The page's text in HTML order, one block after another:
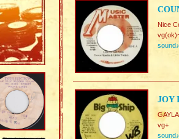
Nice
sound♪
JOY
vg+
sound♪